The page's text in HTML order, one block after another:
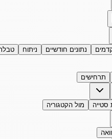
נתונים חודשיים ניתוח
תרחישים
מול הקטגוריה